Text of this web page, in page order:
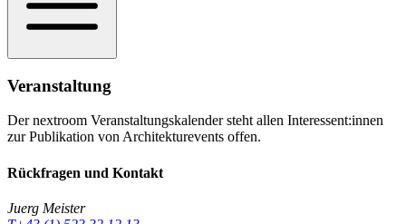
Veranstaltung
Der nextroom Veranstaltungskalender steht allen Interessent:innen
zur Publikation von Architekturevents offen.
Rückfragen und Kontakt
Juerg Meister